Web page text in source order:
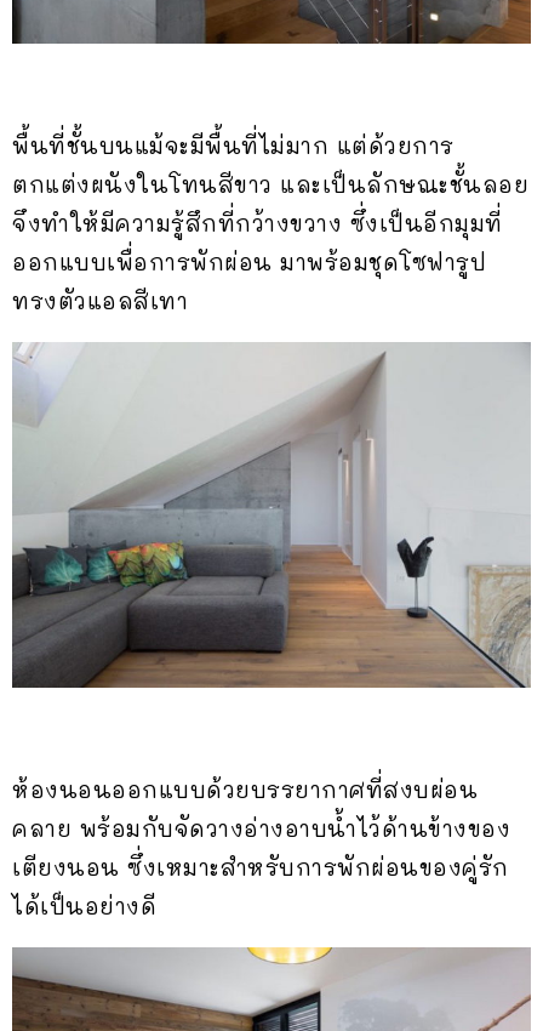
พื้นที่ชั้นบนแม้จะมีพื้นที่ไม่มาก แต่ด้วยการ
ตกแต่งผนังในโทนสีขาว และเป็นลักษณะชั้นลอย
จึงทำให้มีความรู้สึกที่กว้างขวาง ซึ่งเป็นอีกมุมที่
ออกแบบเพื่อการพักผ่อน มาพร้อมชุดโซฟารูป
ทรงตัวแอลสีเทา
ห้องนอนออกแบบด้วยบรรยากาศที่สงบผ่อน
คลาย พร้อมกับจัดวางอ่างอาบน้ำไว้ด้านข้างของ
เตียงนอน ซึ่งเหมาะสำหรับการพักผ่อนของคู่รัก
ได้เป็นอย่างดี